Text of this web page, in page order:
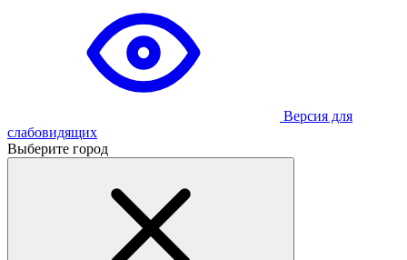
Версия для
слабовидящих
Выберите город